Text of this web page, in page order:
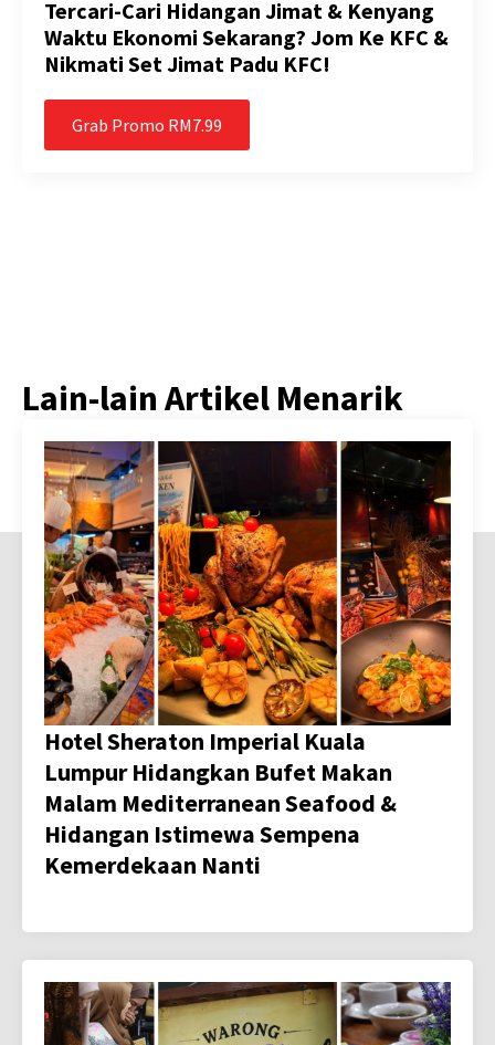
Tercari-Cari Hidangan Jimat & Kenyang
Waktu Ekonomi Sekarang? Jom Ke KFC &
Nikmati Set Jimat Padu KFC!
Grab Promo RM7.99
Lain-lain Artikel Menarik
Hotel Sheraton Imperial Kuala
Lumpur Hidangkan Bufet Makan
Malam Mediterranean Seafood &
Hidangan Istimewa Sempena
Kemerdekaan Nanti